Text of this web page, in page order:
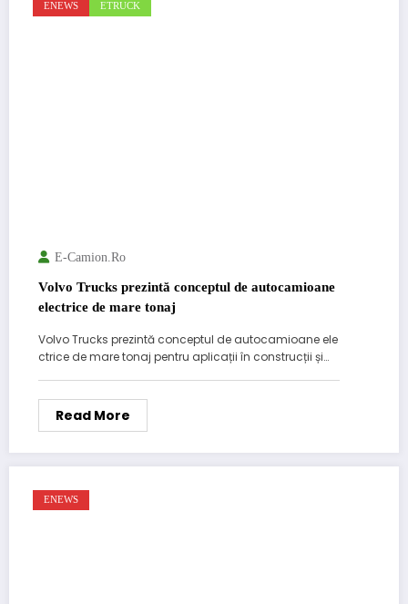
ENEWS ETRUCK
E-Camion.ro
Volvo Trucks prezintă conceptul de autocamioane
electrice de mare tonaj
Volvo Trucks prezintă conceptul de autocamioane ele
ctrice de mare tonaj pentru aplicații în construcții și…
Read More
ENEWS